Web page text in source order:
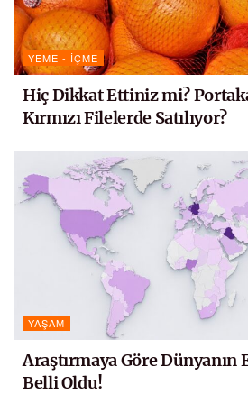
YEME - İÇME
Hiç Dikkat Ettiniz mi?
Kırmızı Filelerde Satılıyor?
YAŞAM
Araştırmaya Göre Dünyanın
Belli Oldu!